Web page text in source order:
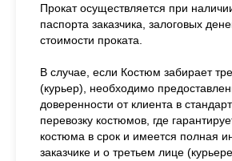
Прокат осуществляется при
паспорта заказчика, залоговых
стоимости проката.
В случае, если Костюм забирает
(курьер), необходимо
доверенности от клиента в
перевозку костюмов, где
костюма в срок и имеется полная
заказчике и о третьем лице